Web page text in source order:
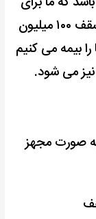
ارائه می دهیم و تا سقف ۱۰۰ میلیون
را بیمه می کنیم
نیز می شود.
صورت مجهز